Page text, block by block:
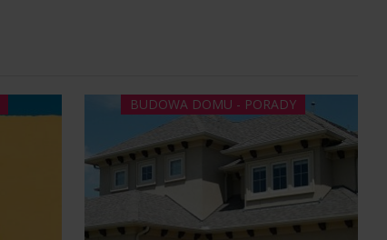
BUDOWA DOMU - PORADY